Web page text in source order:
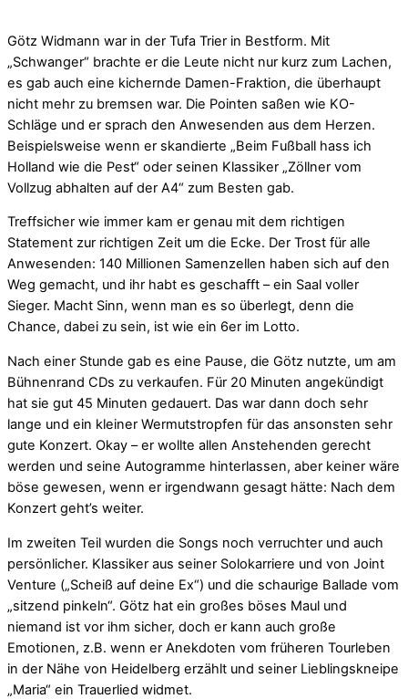
Götz Widmann war in der Tufa Trier in Bestform. Mit
„Schwanger“ brachte er die Leute nicht nur kurz zum Lachen,
es gab auch eine kichernde Damen-Fraktion, die überhaupt
nicht mehr zu bremsen war. Die Pointen saßen wie KO-
Schläge und er sprach den Anwesenden aus dem Herzen.
Beispielsweise wenn er skandierte „Beim Fußball hass ich
Holland wie die Pest“ oder seinen Klassiker „Zöllner vom
Vollzug abhalten auf der A4“ zum Besten gab.
Treffsicher wie immer kam er genau mit dem richtigen
Statement zur richtigen Zeit um die Ecke. Der Trost für alle
Anwesenden: 140 Millionen Samenzellen haben sich auf den
Weg gemacht, und ihr habt es geschafft – ein Saal voller
Sieger. Macht Sinn, wenn man es so überlegt, denn die
Chance, dabei zu sein, ist wie ein 6er im Lotto.
Nach einer Stunde gab es eine Pause, die Götz nutzte, um am
Bühnenrand CDs zu verkaufen. Für 20 Minuten angekündigt
hat sie gut 45 Minuten gedauert. Das war dann doch sehr
lange und ein kleiner Wermutstropfen für das ansonsten sehr
gute Konzert. Okay – er wollte allen Anstehenden gerecht
werden und seine Autogramme hinterlassen, aber keiner wäre
böse gewesen, wenn er irgendwann gesagt hätte: Nach dem
Konzert geht’s weiter.
Im zweiten Teil wurden die Songs noch verruchter und auch
persönlicher. Klassiker aus seiner Solokarriere und von Joint
Venture („Scheiß auf deine Ex“) und die schaurige Ballade vom
„sitzend pinkeln“. Götz hat ein großes böses Maul und
niemand ist vor ihm sicher, doch er kann auch große
Emotionen, z.B. wenn er Anekdoten vom früheren Tourleben
in der Nähe von Heidelberg erzählt und seiner Lieblingskneipe
„Maria“ ein Trauerlied widmet.